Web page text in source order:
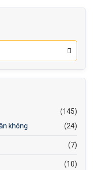
(145)
không
(24)
(7)
(10)